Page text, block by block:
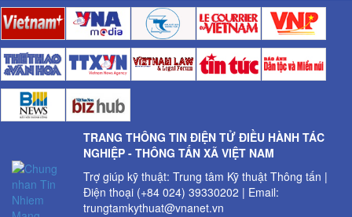
TRANG THÔNG TIN ĐIỆN TỬ ĐIỀU HÀNH TÁC
NGHIỆP - THÔNG TẤN XÃ VIỆT NAM
Trợ giúp kỹ thuật: Trung tâm Kỹ thuật Thông tấn |
Điện thoại (+84 024) 39330202 | Email:
trungtamkythuat@vnanet.vn